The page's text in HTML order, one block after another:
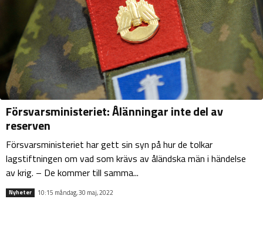
Försvarsministeriet: Ålänningar inte del av
reserven
Försvarsministeriet har gett sin syn på hur de tolkar
lagstiftningen om vad som krävs av åländska män i händelse
av krig. – De kommer till samma...
Nyheter 10:15 måndag, 30 maj, 2022